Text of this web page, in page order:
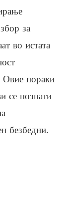
за
во истата
Овие пораки
се познати
безбедни.